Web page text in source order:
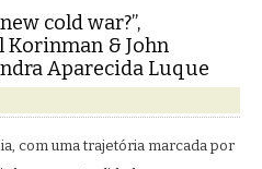
cold war?”,
& John
Aparecida Luque
com uma trajetória marcada por